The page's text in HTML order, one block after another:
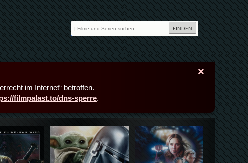
×
im Internet“ betroffen.
filmpalast.to/dns-sperre.
Details,Play Details,Play